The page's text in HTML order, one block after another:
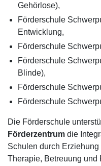
Gehörlose),
Förderschule
Entwicklung,
Förderschule
Förderschule
Blinde),
Förderschule
Förderschule
Die Förderschule
Förderzentrum die
Schulen durch
Therapie, Betreuung und